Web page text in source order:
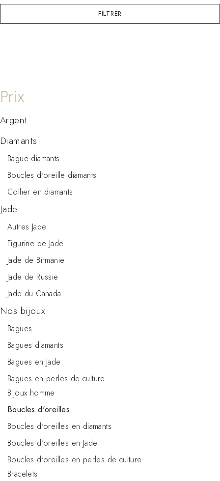
FILTRER
Argent
Diamants
Bague diamants
Boucles d'oreille diamants
Collier en diamants
Jade
Autres Jade
Figurine de Jade
Jade de Birmanie
Jade de Russie
Jade du Canada
Nos bijoux
Bagues
Bagues diamants
Bagues en Jade
Bagues en perles de culture
Bijoux homme
Boucles d'oreilles
Boucles d'oreilles en diamants
Boucles d'oreilles en Jade
Boucles d'oreilles en perles de culture
Bracelets